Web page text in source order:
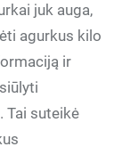
juk auga,
agurkus kilo
ir
Tai suteikė